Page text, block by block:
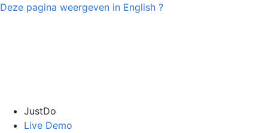
Deze pagina weergeven in English ?
JustDo
Live Demo